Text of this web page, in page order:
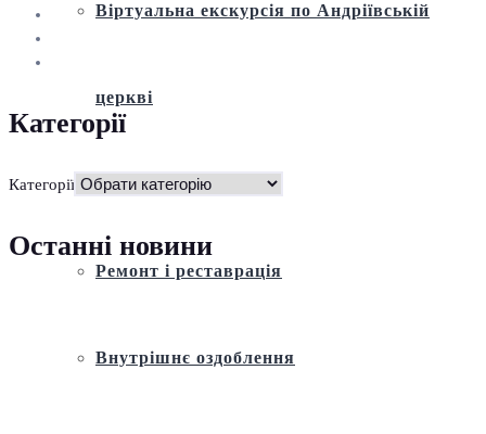
Віртуальна екскурсія по Андріївській
церкві
Історія
Ремонт і реставрація
Внутрішнє оздоблення
Категорії
Категорії
Останні новини